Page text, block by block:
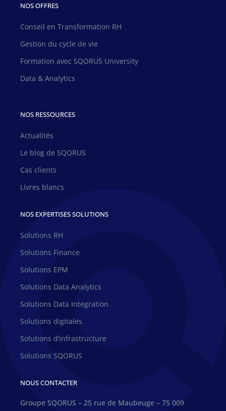
NOS OFFRES
Conseil en Transformation RH
Gestion du cycle de vie
Formation avec SQORUS University
Data & Analytics
NOS RESSOURCES
Actualités
Le blog de SQORUS
Cas clients
Livres blancs
NOS EXPERTISES SOLUTIONS
Solutions RH
Solutions Finance
Solutions EPM
Solutions Data Analytics
Solutions Data Integration
Solutions digitales
Solutions d’infrastructure
Solutions SQORUS
NOUS CONTACTER
Groupe SQORUS – 25 rue de Maubeuge – 75 009